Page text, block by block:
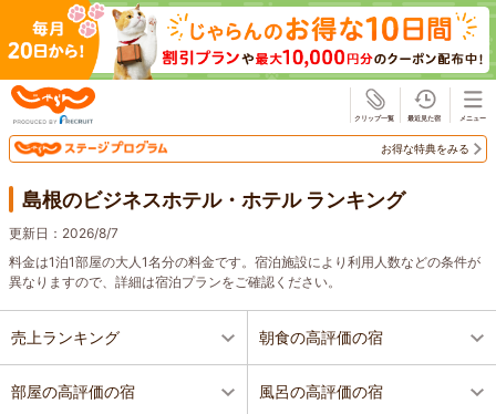
お得な特典をみる
島根のビジネスホテル・ホテル ランキング
更新日： 2026/8/7
料金は1泊1部屋の大人1名分の料金です。宿泊施設により利用人数などの条件が
異なりますので、詳細は宿泊プランをご確認ください。
売上ランキング 朝食の高評価の宿
部屋の高評価の宿 風呂の高評価の宿